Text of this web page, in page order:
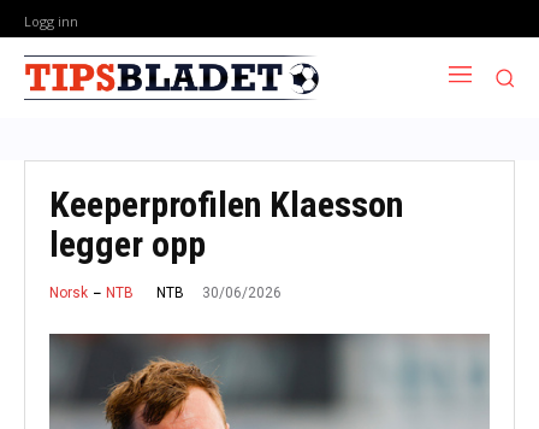
Logg inn
Keeperprofilen Klaesson
legger opp
Norsk NTB NTB 30/06/2026